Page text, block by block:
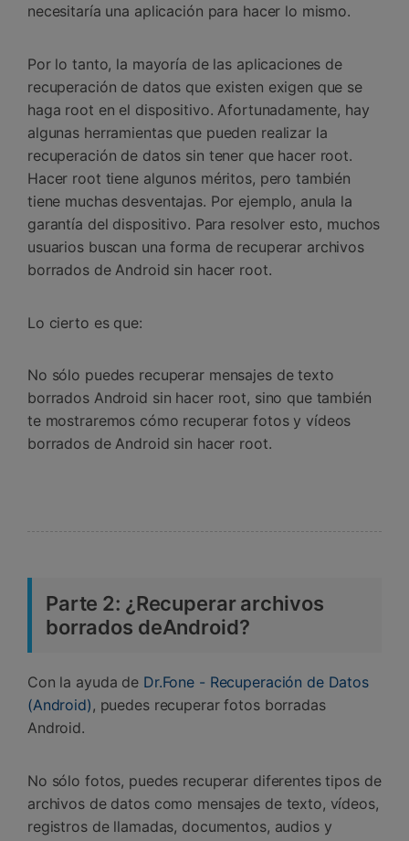
necesitaría una aplicación para hacer lo mismo.
Por lo tanto, la mayoría de las aplicaciones de
recuperación de datos que existen exigen que se
haga root en el dispositivo. Afortunadamente, hay
algunas herramientas que pueden realizar la
recuperación de datos sin tener que hacer root.
Hacer root tiene algunos méritos, pero también
tiene muchas desventajas. Por ejemplo, anula la
garantía del dispositivo. Para resolver esto, muchos
usuarios buscan una forma de recuperar archivos
borrados de Android sin hacer root.
Lo cierto es que:
No sólo puedes recuperar mensajes de texto
borrados Android sin hacer root, sino que también
te mostraremos cómo recuperar fotos y vídeos
borrados de Android sin hacer root.
Parte 2: ¿Recuperar archivos
borrados deAndroid?
Con la ayuda de Dr.Fone - Recuperación de Datos
(Android), puedes recuperar fotos borradas
Android.
No sólo fotos, puedes recuperar diferentes tipos de
archivos de datos como mensajes de texto, vídeos,
registros de llamadas, documentos, audios y